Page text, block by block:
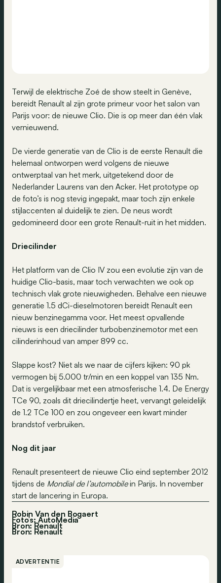
Terwijl de elektrische Zoé de show steelt in Genève,
bereidt Renault al zijn grote primeur voor het salon van
Parijs voor: de nieuwe Clio. Die is op meer dan één vlak
vernieuwend.
De vierde generatie van de Clio is de eerste Renault die
helemaal ontworpen werd volgens de nieuwe
ontwerptaal van het merk, uitgetekend door de
Nederlander Laurens van den Acker. Het prototype op
de foto’s is nog stevig ingepakt, maar toch zijn enkele
stijlaccenten al duidelijk te zien. De neus wordt
gedomineerd door een grote Renault-ruit in het midden.
Driecilinder
Het platform van de Clio IV zou een evolutie zijn van de
huidige Clio-basis, maar toch verwachten we ook op
technisch vlak grote nieuwigheden. Behalve een nieuwe
generatie 1.5 dCi-dieselmotoren bereidt Renault een
nieuw benzinegamma voor. Het meest opvallende
nieuws is een driecilinder turbobenzinemotor met een
cilinderinhoud van amper 899 cc.
Slappe kost? Niet als we naar de cijfers kijken: 90 pk
vermogen bij 5.000 tr/min en een koppel van 135 Nm.
Dat is vergelijkbaar met een atmosferische 1.4. De Energy
TCe 90, zoals dit driecilindertje heet, vervangt geleidelijk
de 1.2 TCe 100 en zou ongeveer een kwart minder
brandstof verbruiken.
Nog dit jaar
Renault presenteert de nieuwe Clio eind september 2012
tijdens de Mondial de l’automobilein Parijs. In november
start de lancering in Europa.
Robin Van den Bogaert
Foto’s: AutoMedia
Bron: Renault
Bron: Renault
ADVERTENTIE